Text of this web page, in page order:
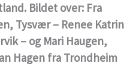
Bildet over: Fra
Tysvær – Renee Katrin
– og Mari Haugen,
Hagen fra Trondheim